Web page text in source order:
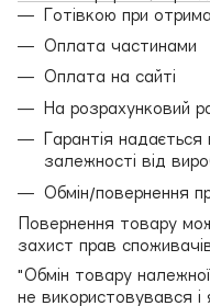
Готівкою при
Оплата частинами
Оплата на сайті
На розрахунковий
Гарантія
залежності від
Обмін/повернення
Повернення товару
захист прав
"Обмін товару
не використовувався